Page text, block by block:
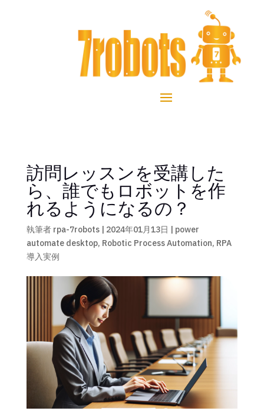
訪問レッスンを受講した
ら、誰でもロボットを作
れるようになるの？
執筆者 rpa-7robots| 2024年01月13日 | power
automate desktop, Robotic Process Automation, RPA
導入実例